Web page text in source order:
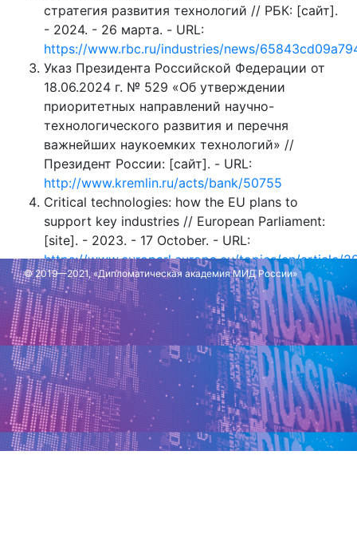
стратегия развития технологий // РБК: [сайт].
- 2024. - 26 марта. - URL:
https://www.rbc.ru/industries/news/
Указ Президента Российской Федерации от
18.06.2024 г. № 529 «Об утверждении
приоритетных направлений научно-
технологического развития и перечня
важнейших наукоемких технологий» //
Президент России: [сайт]. - URL:
http://www.kremlin.ru/acts/bank/50755
Critical technologies: how the EU plans to
support key industries // European Parliament:
[site]. - 2023. - 17 October. - URL:
https://www.europarl.europa.eu/topics/en/article/
technologies-how-the-eu-plans-to-support-key-
industries
Обновлено: 2 июля 2025 г.
© 2019—2021, «Дипломатическая академия МИД России»